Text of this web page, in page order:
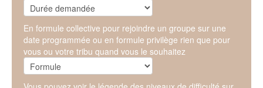
En formule collective pour rejoindre un groupe sur une
date programmée ou en formule privilège rien que pour
vous ou votre tribu quand vous le souhaitez